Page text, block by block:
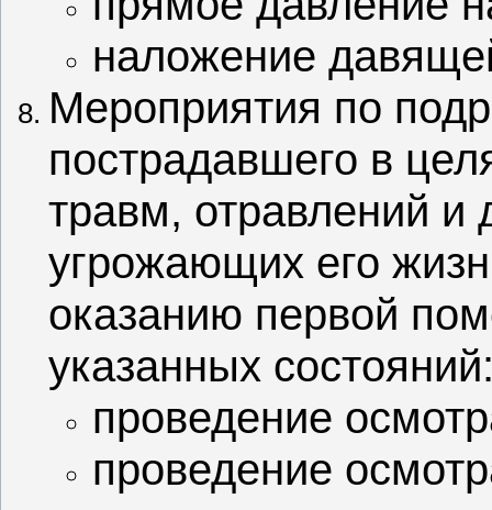
наложение
Мероприятия по
пострадавшего в
травм, отравлений и
угрожающих его
оказанию первой
указанных
проведение
проведение